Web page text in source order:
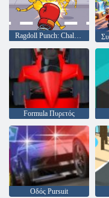
Ragdoll Punch: Challenge Game
Formula Πυρετός
Οδός Pursuit